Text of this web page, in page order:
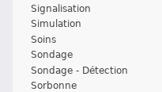
Signalisation
Simulation
Soins
Sondage
Sondage - Détection
Sorbonne